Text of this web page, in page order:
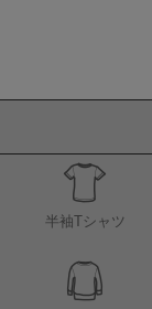
半袖Tシャツ